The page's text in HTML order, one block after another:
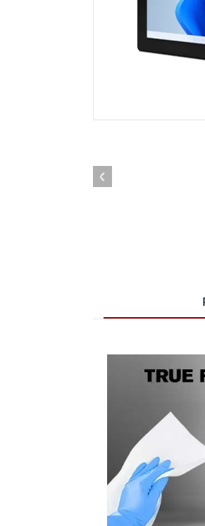
Ordenador montado
Tableta montada en
Controlador